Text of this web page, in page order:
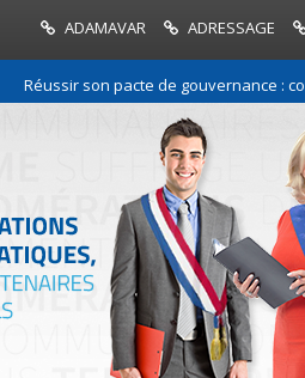
ADAMAVAR ADRESSAGE
Réussir son pacte de gouvernance :